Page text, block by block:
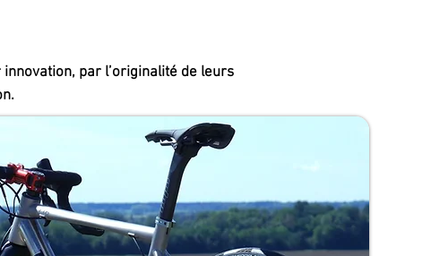
par l’originalité de leurs